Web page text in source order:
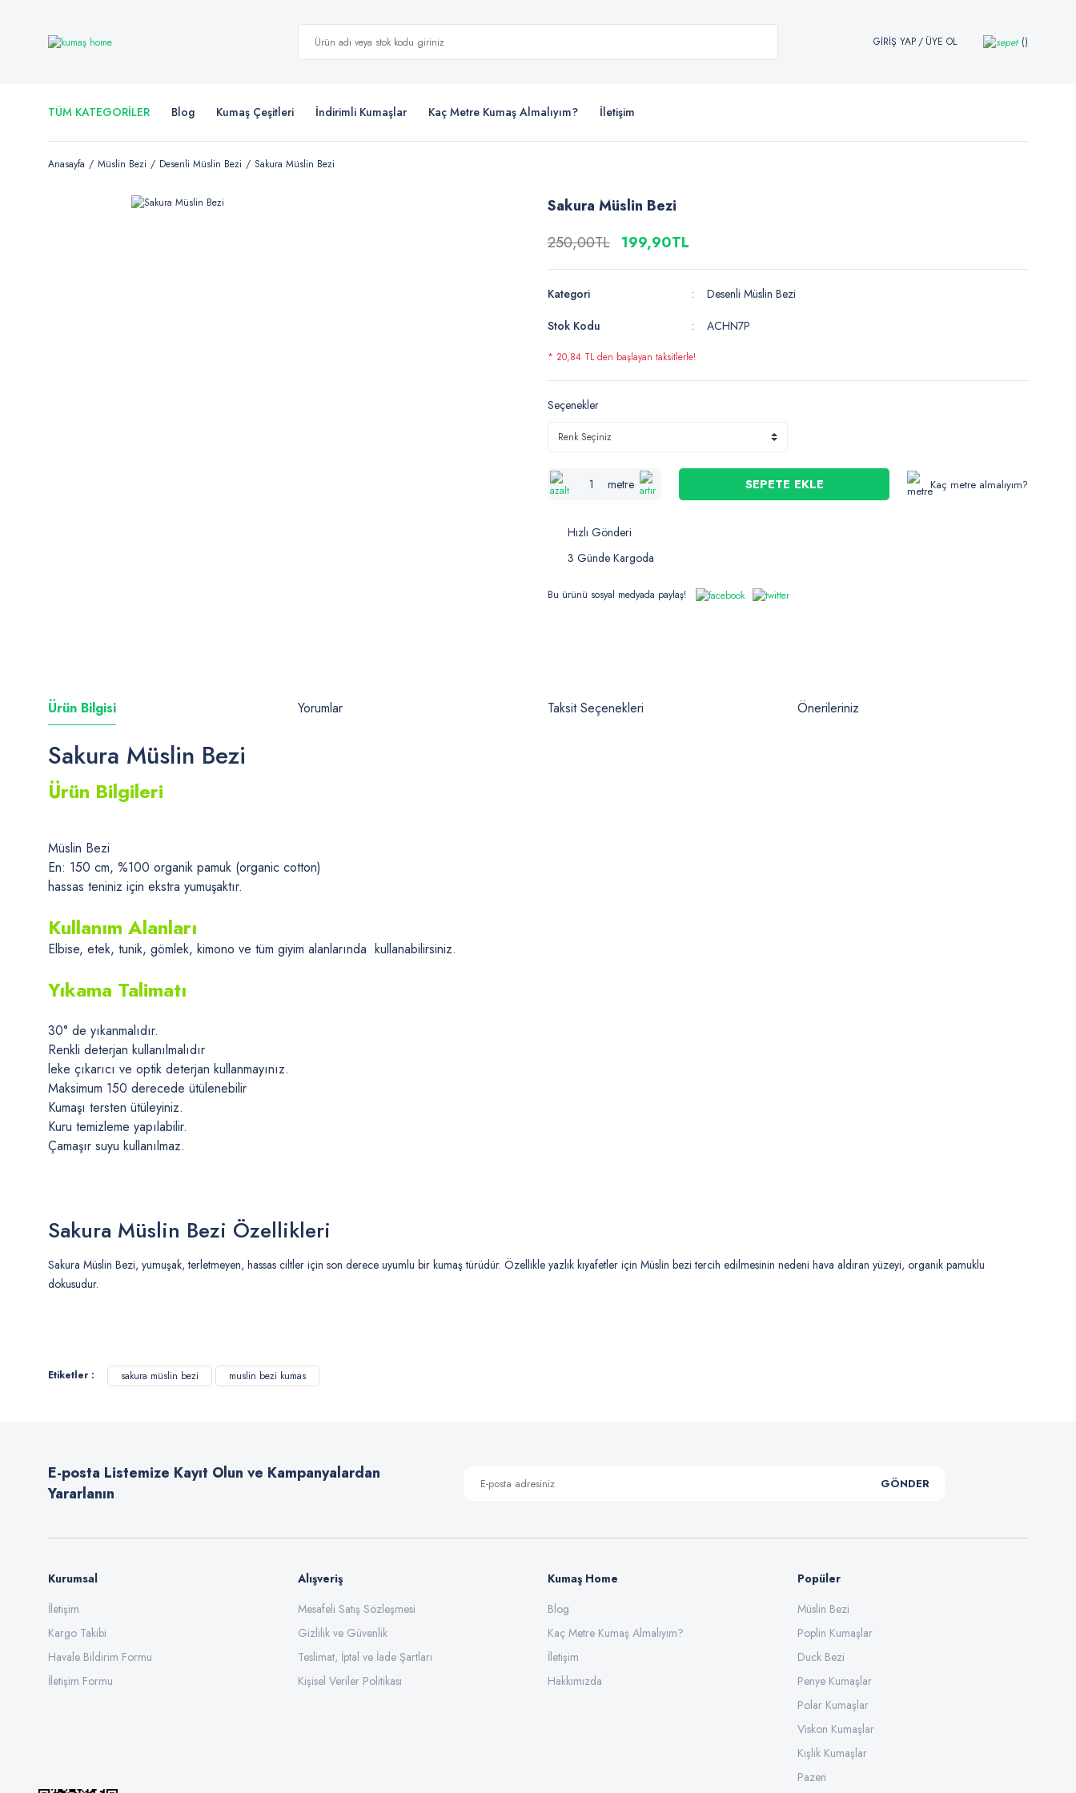
GİRİŞ YAP/ ÜYE OL
TÜM KATEGORİLER Blog Kumaş Çeşitleri İndirimli Kumaşlar Kaç Metre Kumaş Almalıyım? İletişim
Anasayfa Müslin Bezi Desenli Müslin Bezi Sakura Müslin Bezi
Sakura Müslin Bezi
250,00TL 199,90TL
Kategori
Desenli Müslin Bezi
Stok Kodu
ACHN7P
* 20,84 TL den başlayan taksitlerle!
Seçenekler
metre SEPETE EKLE Kaç metre almalıyım?
Hızlı Gönderi
3 Günde Kargoda
Bu ürünü sosyal medyada paylaş!
Ürün Bilgisi Yorumlar Taksit Seçenekleri Önerileriniz
Sakura Müslin Bezi
Ürün Bilgileri
Müslin Bezi
En: 150 cm, %100 organik pamuk (organic cotton)
hassas teniniz için ekstra yumuşaktır.
Kullanım Alanları
Elbise, etek, tunik, gömlek, kimono ve tüm giyim alanlarında kullanabilirsiniz.
Yıkama Talimatı
30° de yıkanmalıdır.
Renkli deterjan kullanılmalıdır
leke çıkarıcı ve optik deterjan kullanmayınız.
Maksimum 150 derecede ütülenebilir
Kumaşı tersten ütüleyiniz.
Kuru temizleme yapılabilir.
Çamaşır suyu kullanılmaz.
Sakura Müslin Bezi Özellikleri
Sakura Müslin Bezi, yumuşak, terletmeyen, hassas ciltler için son derece uyumlu bir kumaş türüdür. Özellikle yazlık kıyafetler için Müslin bezi tercih edilmesinin nedeni hava aldıran yüzeyi, organik pamuklu
dokusudur.
Ürün resmi kalitesiz, bozuk veya görüntülenemiyor.
Ürün fiyatı diğer sitelerden daha pahalı.
Bu ürüne benzer farklı alternatifler olmalı.
Gönder
Etiketler : sakura müslin bezi muslin bezi kumas
E-posta Listemize Kayıt Olun ve Kampanyalardan
Yararlanın
GÖNDER
Kurumsal
İletişim
Kargo Takibi
Havale Bildirim Formu
İletişim Formu
Alışveriş
Mesafeli Satış Sözleşmesi
Gizlilik ve Güvenlik
Teslimat, İptal ve İade Şartları
Kişisel Veriler Politikası
Kumaş Home
Blog
Kaç Metre Kumaş Almalıyım?
İletişim
Hakkımızda
Popüler
Müslin Bezi
Poplin Kumaşlar
Duck Bezi
Penye Kumaşlar
Polar Kumaşlar
Viskon Kumaşlar
Kışlık Kumaşlar
Pazen